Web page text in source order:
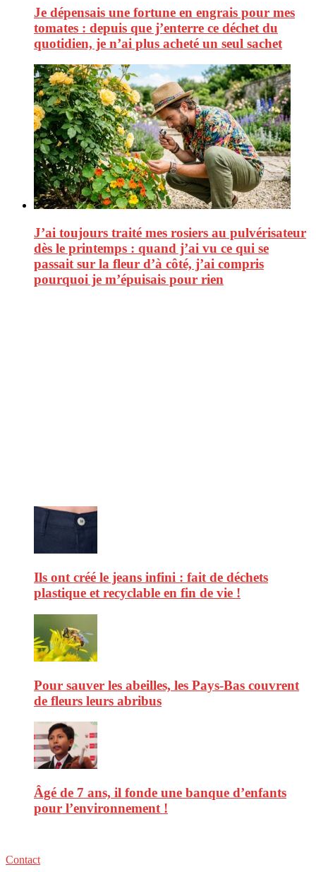
Je dépensais une fortune en engrais pour mes
tomates : depuis que j’enterre ce déchet du
quotidien, je n’ai plus acheté un seul sachet
J’ai toujours traité mes rosiers au pulvérisateur
dès le printemps : quand j’ai vu ce qui se
passait sur la fleur d’à côté, j’ai compris
pourquoi je m’épuisais pour rien
Ils ont créé le jeans infini : fait de déchets
plastique et recyclable en fin de vie !
Pour sauver les abeilles, les Pays-Bas couvrent
de fleurs leurs abribus
Âgé de 7 ans, il fonde une banque d’enfants
pour l’environnement !
Contact